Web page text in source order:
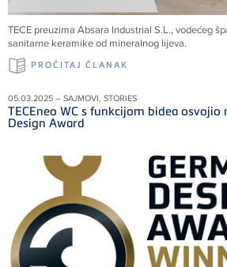
TECE preuzima Absara Industrial S.L., vodećeg
sanitarne keramike od mineralnog lijeva.
PROČITAJ ČLANAK
05.03.2025 – SAJMOVI, STORIES
TECEneo WC s funkcijom bidea osvojio
Design Award